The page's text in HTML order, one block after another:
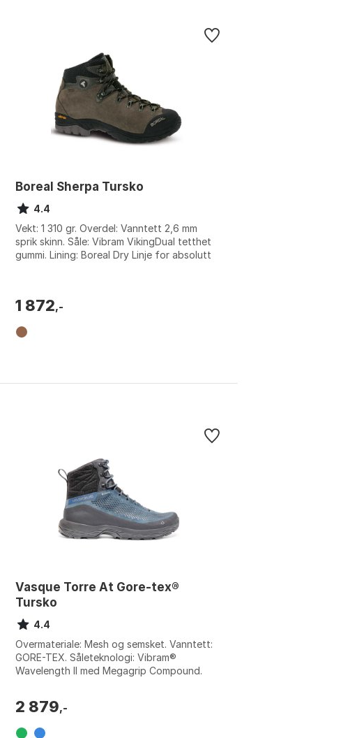
Boreal Sherpa Tursko
4.4
Vekt: 1 310 gr. Overdel: Vanntett 2,6 mm
sprik skinn. Såle: Vibram VikingDual tetthet
gummi. Lining: Boreal Dry Linje for absolutt
1 872,-
Vasque Torre At Gore-tex®
Tursko
4.4
Overmateriale: Mesh og semsket. Vanntett:
GORE-TEX. Såleteknologi: Vibram®
Wavelength II med Megagrip Compound.
2 879,-